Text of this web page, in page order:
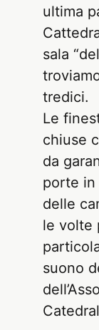
ultima
sala
tredici.
Le
chiuse
da
porte in
delle
le volte
suono